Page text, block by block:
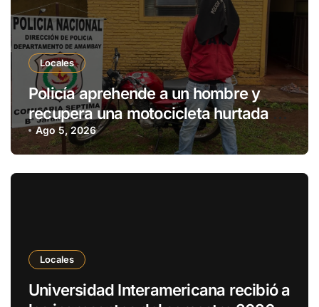
Locales
Policía aprehende a un hombre y
recupera una motocicleta hurtada en
Pedro Juan Caballero
Ago 5, 2026
Locales
Universidad Interamericana recibió a